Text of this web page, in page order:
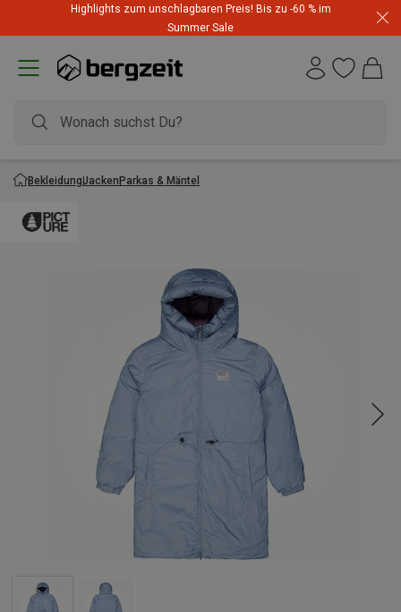
Highlights zum unschlagbaren Preis! Bis zu -60 % im
Summer Sale
BekleidungJackenParkas & Mäntel